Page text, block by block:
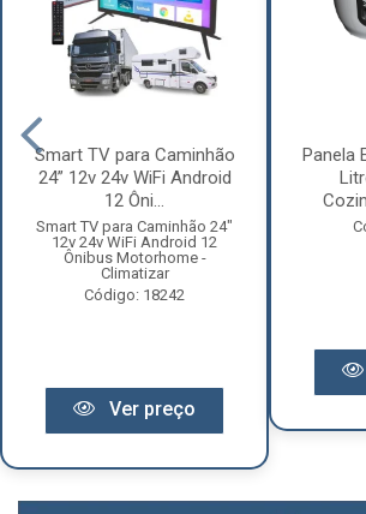
Smart TV para Caminhão
24” 12v 24v WiFi Android
12 Ôni...
Smart TV para Caminhão 24"
12v 24v WiFi Android 12
Ônibus Motorhome -
Climatizar
Código: 18242
Ver preço
Panela